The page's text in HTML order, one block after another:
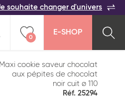
souhaite changer d'univers
0
E-SHOP
FAMILLES
pour être
par un commercial :
Vider ma liste
Maxi cookie saveur chocolat
aux pépites de chocolat
noir cuit ø 110
Réf. 25294